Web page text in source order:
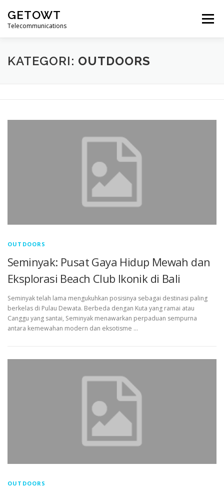
konten
GETOWT
Telecommunications
Menu
KATEGORI: OUTDOORS
OUTDOORS
Seminyak: Pusat Gaya Hidup Mewah dan
Eksplorasi Beach Club Ikonik di Bali
Seminyak telah lama mengukuhkan posisinya sebagai destinasi paling
berkelas di Pulau Dewata. Berbeda dengan Kuta yang ramai atau
Canggu yang santai, Seminyak menawarkan perpaduan sempurna
antara kemewahan modern dan eksotisme …
OUTDOORS